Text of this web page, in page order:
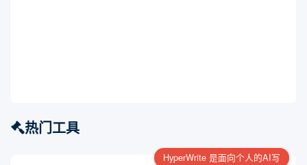
热门工具
HyperWrite 是面向个人的AI写